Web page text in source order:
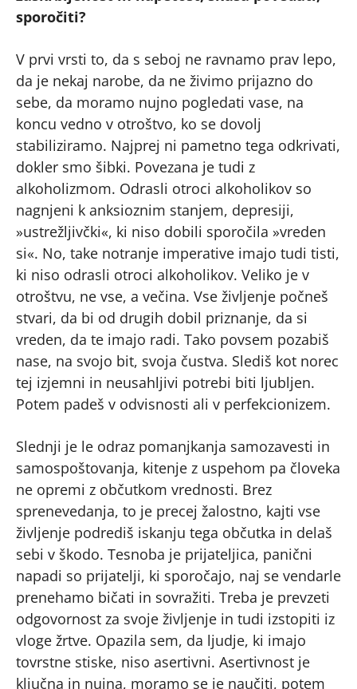
sporočiti?
V prvi vrsti to, da s seboj ne ravnamo prav lepo,
da je nekaj narobe, da ne živimo prijazno do
sebe, da moramo nujno pogledati vase, na
koncu vedno v otroštvo, ko se dovolj
stabiliziramo. Najprej ni pametno tega odkrivati,
dokler smo šibki. Povezana je tudi z
alkoholizmom. Odrasli otroci alkoholikov so
nagnjeni k anksioznim stanjem, depresiji,
»ustrežljivčki«, ki niso dobili sporočila »vreden
si«. No, take notranje imperative imajo tudi tisti,
ki niso odrasli otroci alkoholikov. Veliko je v
otroštvu, ne vse, a večina. Vse življenje počneš
stvari, da bi od drugih dobil priznanje, da si
vreden, da te imajo radi. Tako povsem pozabiš
nase, na svojo bit, svoja čustva. Slediš kot norec
tej izjemni in neusahljivi potrebi biti ljubljen.
Potem padeš v odvisnosti ali v perfekcionizem.
Slednji je le odraz pomanjkanja samozavesti in
samospoštovanja, kitenje z uspehom pa človeka
ne opremi z občutkom vrednosti. Brez
sprenevedanja, to je precej žalostno, kajti vse
življenje podrediš iskanju tega občutka in delaš
sebi v škodo. Tesnoba je prijateljica, panični
napadi so prijatelji, ki sporočajo, naj se vendarle
prenehamo bičati in sovražiti. Treba je prevzeti
odgovornost za svoje življenje in tudi izstopiti iz
vloge žrtve. Opazila sem, da ljudje, ki imajo
tovrstne stiske, niso asertivni. Asertivnost je
ključna in nujna, moramo se je naučiti, potem